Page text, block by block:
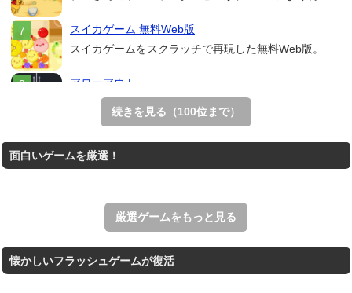
スイカゲーム 無料Web版
スイカゲームをスクラッチで再現した無料Web版。
アローアウト
すべての矢印を画面外へ導くパズルゲーム。
ホールを巨大に育成する落とし穴ゲーム。
王国を構築していく放置系のシミュレーションゲーム。
続きを見る（100位まで）
面白いゲームを厳選！
厳選ゲームをもっと見る
懐かしいフラッシュゲームが復活